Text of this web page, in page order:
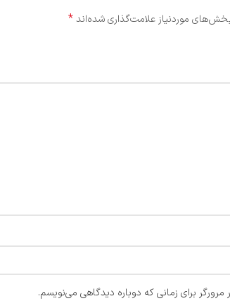
موردنیاز علامت‌گذاری شده‌اند*
برای زمانی که دوباره دیدگاهی می‌نویسم.